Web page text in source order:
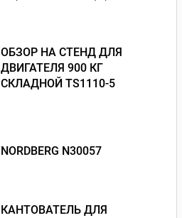
ОБЗОР НА СТЕНД ДЛЯ
ДВИГАТЕЛЯ 900 КГ
СКЛАДНОЙ TS1110-5
NORDBERG N30057
КАНТОВАТЕЛЬ ДЛЯ